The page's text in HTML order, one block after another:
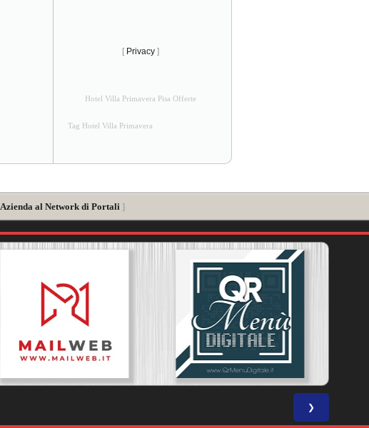
[ Privacy ]
Hotel Villa Primavera Pisa Offerte
Tag Hotel Villa Primavera
al Network di Portali ]
❯